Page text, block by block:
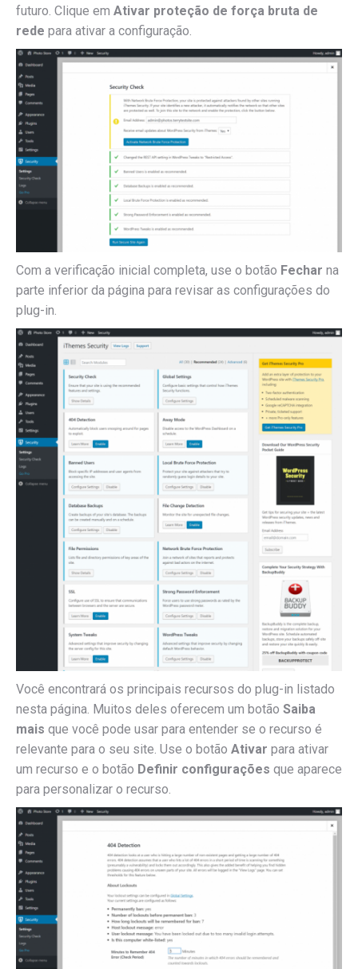
futuro. Clique em Ativar proteção de força bruta de
rede para ativar a configuração.
Com a verificação inicial completa, use o botão Fechar na
parte inferior da página para revisar as configurações do
plug-in.
Você encontrará os principais recursos do plug-in listado
nesta página. Muitos deles oferecem um botão Saiba
mais que você pode usar para entender se o recurso é
relevante para o seu site. Use o botão Ativar para ativar
um recurso e o botão Definir configurações que aparece
para personalizar o recurso.